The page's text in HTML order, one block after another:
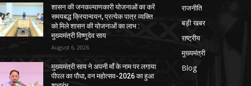
शासन की जनकल्याणकारी योजनाओं का करें
समयबद्ध क्रियान्वयन, प्रत्येक पात्र व्यक्ति
को मिले शासन की योजनाओं का लाभ :
मुख्यमंत्री विष्णुदेव साय
August 6, 2026
मुख्यमंत्री साय ने अपनी माँ के नाम पर लगाया
पीपल का पौधा, वन महोत्सव-2026 का हुआ
राजनीति
बड़ी खबर
राष्ट्रीय
मुख्यमंत्री
Blog